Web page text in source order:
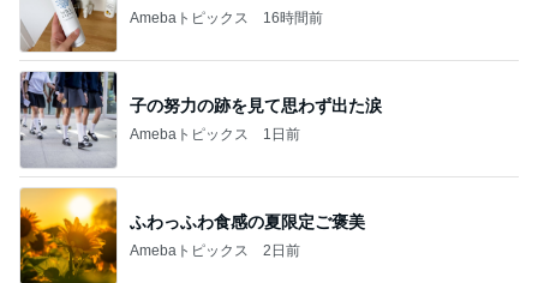
Amebaトピックス 16時間前
子の努力の跡を見て思わず出た涙
Amebaトピックス 1日前
ふわっふわ食感の夏限定ご褒美
Amebaトピックス 2日前